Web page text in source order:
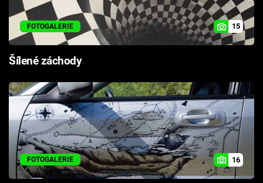
Sledujte nás
FOTOGALERIE 15
Šílené záchody
FOTOGALERIE 16